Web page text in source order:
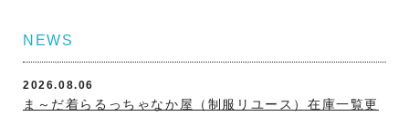
NEWS
2026.08.06
ま～だ着らるっちゃなか屋（制服リユース）在庫一覧更